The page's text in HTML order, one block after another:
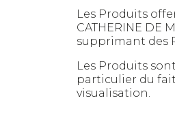
Les Produits
CATHERINE
supprimant des
Les Produits
particulier du
visualisation.